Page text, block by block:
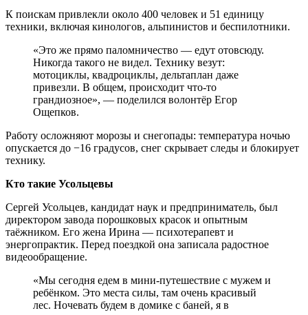
К поискам привлекли около 400 человек и 51 единицу
техники, включая кинологов, альпинистов и беспилотники.
«Это же прямо паломничество — едут отовсюду.
Никогда такого не видел. Технику везут:
мотоциклы, квадроциклы, дельтаплан даже
привезли. В общем, происходит что-то
грандиозное», — поделился волонтёр Егор
Ощепков.
Работу осложняют морозы и снегопады: температура ночью
опускается до −16 градусов, снег скрывает следы и блокирует
технику.
Кто такие Усольцевы
Сергей Усольцев, кандидат наук и предприниматель, был
директором завода порошковых красок и опытным
таёжником. Его жена Ирина — психотерапевт и
энергопрактик. Перед поездкой она записала радостное
видеообращение.
«Мы сегодня едем в мини-путешествие с мужем и
ребёнком. Это места силы, там очень красивый
лес. Ночевать будем в домике с баней, я в